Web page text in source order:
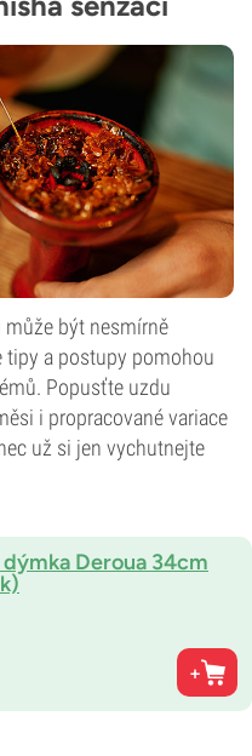
být nesmírně
tipy a postupy pomohou
Popusťte uzdu
i propracované variace
už si jen vychutnejte
Deroua 34cm